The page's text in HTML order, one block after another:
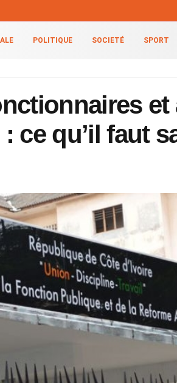
POLITIQUE SOCIETÉ SPORT
et
ce qu’il faut